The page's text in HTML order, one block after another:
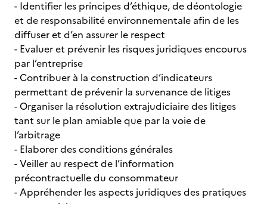
- Identifier les principes d’éthique, de déontologie
et de responsabilité environnementale afin de les
diffuser et d’en assurer le respect
- Evaluer et prévenir les risques juridiques encourus
par l’entreprise
- Contribuer à la construction d’indicateurs
permettant de prévenir la survenance de litiges
- Organiser la résolution extrajudiciaire des litiges
tant sur le plan amiable que par la voie de
l’arbitrage
- Elaborer des conditions générales
- Veiller au respect de l’information
précontractuelle du consommateur
- Appréhender les aspects juridiques des pratiques